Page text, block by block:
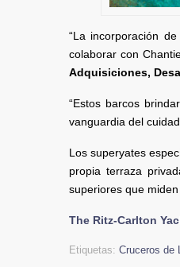
“La incorporación de
colaborar con
Adquisiciones,
“Estos barcos
vanguardia del
Los superyates
propia terraza
superiores que
The Ritz-Carlton
Etiquetas: Cruceros de